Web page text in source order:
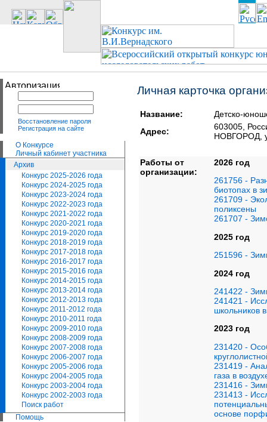
Восстановление пароля
Регистрация на сайте
О Конкурсе
Личный кабинет участника
Архив
Конкурс 2025-2026 года
Конкурс 2024-2025 года
Конкурс 2023-2024 года
Конкурс 2022-2023 года
Конкурс 2021-2022 года
Конкурс 2020-2021 года
Конкурс 2019-2020 года
Конкурс 2018-2019 года
Конкурс 2017-2018 года
Конкурс 2016-2017 года
Конкурс 2015-2016 года
Конкурс 2014-2015 года
Конкурс 2013-2014 года
Конкурс 2012-2013 года
Конкурс 2011-2012 года
Конкурс 2010-2011 года
Конкурс 2009-2010 года
Конкурс 2008-2009 года
Конкурс 2007-2008 года
Конкурс 2006-2007 года
Конкурс 2005-2006 года
Конкурс 2004-2005 года
Конкурс 2003-2004 года
Конкурс 2002-2003 года
Поиск работ
Помощь
Личная карточка
Название:
Детско-
Адрес:
603005,
НОВГОРОД,
Работы от
организации:
2026 год
261756 -
биотопах в
261709 -
поликсены
261707 -
2025 год
251596 -
2024 год
241422 -
241421 -
школьников
2023 год
231420 -
231419 -
газа в
231416 -
231413 -
основе